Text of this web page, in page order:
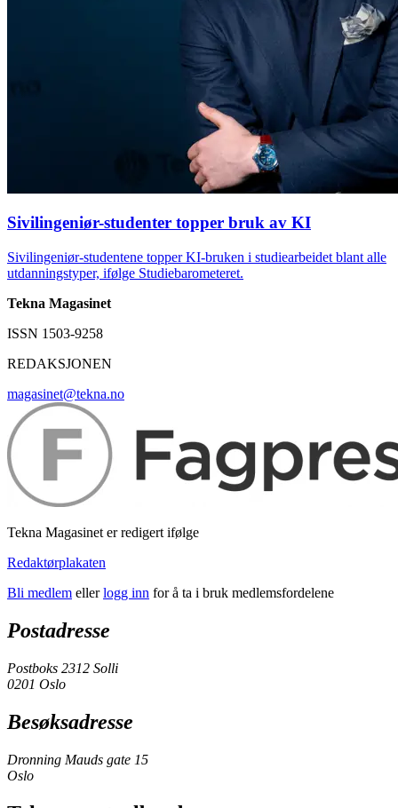
Sivilingeniør-studenter topper bruk av KI
Sivilingeniør-studentene topper KI-bruken i studiearbeidet blant alle
utdanningstyper, ifølge Studiebarometeret.
Tekna Magasinet
ISSN 1503-9258
REDAKSJONEN
magasinet@tekna.no
Tekna Magasinet er redigert ifølge
Redaktørplakaten
Bli medlem ellerlogg inn for å ta i bruk medlemsfordelene
Postadresse
Postboks 2312 Solli
0201 Oslo
Besøksadresse
Dronning Mauds gate 15
Oslo